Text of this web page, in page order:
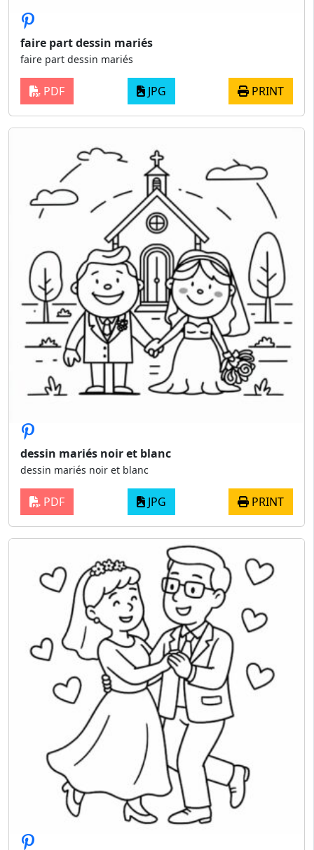
faire part dessin mariés
faire part dessin mariés
PDF JPG PRINT
dessin mariés noir et blanc
dessin mariés noir et blanc
PDF JPG PRINT